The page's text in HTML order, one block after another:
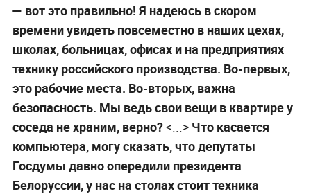
— вот это правильно! Я надеюсь в скором
времени увидеть повсеместно в наших цехах,
школах, больницах, офисах и на предприятиях
технику российского производства. Во-первых,
это рабочие места. Во-вторых, важна
безопасность. Мы ведь свои вещи в квартире у
соседа не храним, верно?<...> Что касается
компьютера, могу сказать, что депутаты
Госдумы давно опередили президента
Белоруссии, у нас на столах стоит техника